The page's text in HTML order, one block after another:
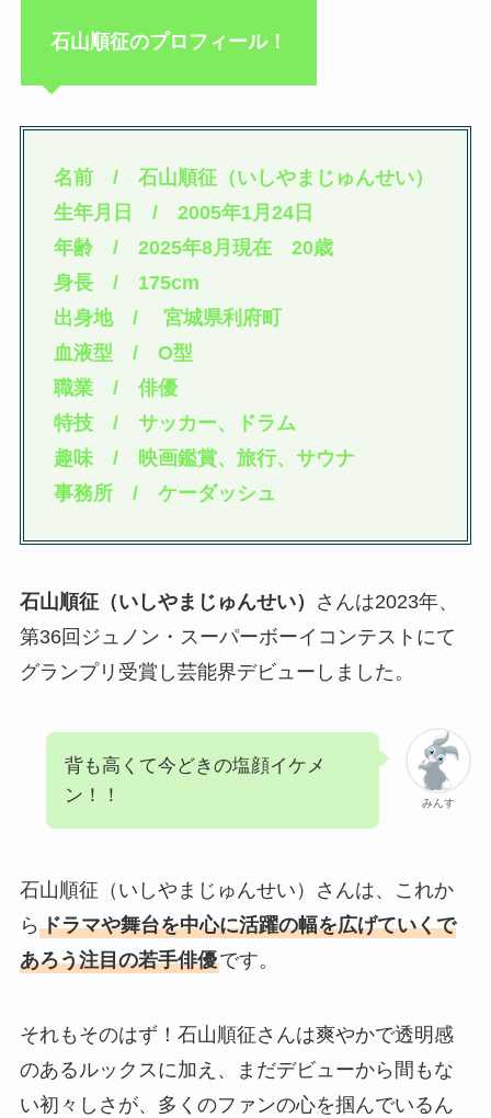
石山順征のプロフィール！
名前 / 石山順征（いしやまじゅんせい）
生年月日 / 2005年1月24日
年齢 / 2025年8月現在 20歳
身長 / 175cm
出身地 / 宮城県利府町
血液型 / O型
職業 / 俳優
特技 / サッカー、ドラム
趣味 / 映画鑑賞、旅行、サウナ
事務所 / ケーダッシュ
石山順征（いしやまじゅんせい）
さんは2023年、
第36回ジュノン・スーパーボーイコンテストにて
グランプリ受賞し芸能界デビューしました。
みんす
背も高くて今どきの塩顔イケメ
ン！！
石山順征（いしやまじゅんせい）さんは、これか
ら ドラマや舞台を中心に活躍の幅を広げていくで
あろう注目の若手俳優です。
それもそのはず！石山順征さんは爽やかで透明感
のあるルックスに加え、まだデビューから間もな
い初々しさが、多くのファンの心を掴んでいるん